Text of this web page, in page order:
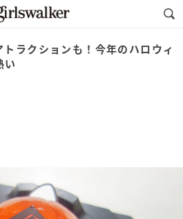
ラクションも！今年のハロウィ
い